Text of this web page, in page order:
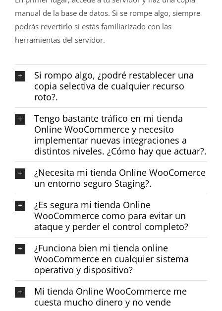
manual de la base de datos. Si se rompe algo, siempre
podrás revertirlo si estás familiarizado con las
herramientas del servidor.
Si rompo algo, ¿podré restablecer una
copia selectiva de cualquier recurso
roto?.
Tengo bastante tráfico en mi tienda
Online WooCommerce y necesito
implementar nuevas integraciones a
distintos niveles. ¿Cómo hay que actuar?.
¿Necesita mi tienda Online WooComerce
un entorno seguro Staging?.
¿Es segura mi tienda Online
WooCommerce como para evitar un
ataque y perder el control completo?
¿Funciona bien mi tienda online
WooCommerce en cualquier sistema
operativo y dispositivo?
Mi tienda Online WooCommerce me
cuesta mucho dinero y no vende